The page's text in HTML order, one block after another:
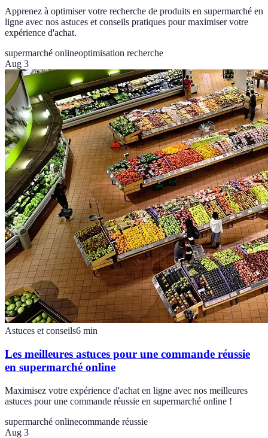
Apprenez à optimiser votre recherche de produits en supermarché en
ligne avec nos astuces et conseils pratiques pour maximiser votre
expérience d'achat.
supermarché onlineoptimisation recherche
Aug 3
Astuces et conseils6 min
Les meilleures astuces pour une commande réussie
en supermarché online
Maximisez votre expérience d'achat en ligne avec nos meilleures
astuces pour une commande réussie en supermarché online !
supermarché onlinecommande réussie
Aug 3